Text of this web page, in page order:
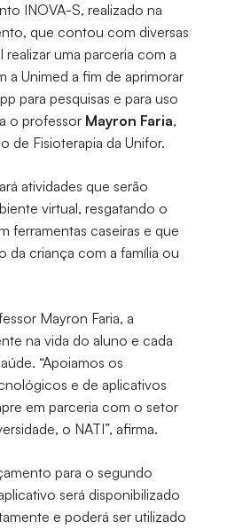
INOVA-S, realizado na
que contou com diversas
realizar uma parceria com a
a Unimed a fim de aprimorar
para pesquisas e para uso
o professor Mayron Faria,
de Fisioterapia da Unifor.
atividades que serão
virtual, resgatando o
ferramentas caseiras e que
da criança com a família ou
Mayron Faria, a
na vida do aluno e cada
“Apoiamos os
e de aplicativos
em parceria com o setor
o NATI”, afirma.
para o segundo
será disponibilizado
e poderá ser utilizado